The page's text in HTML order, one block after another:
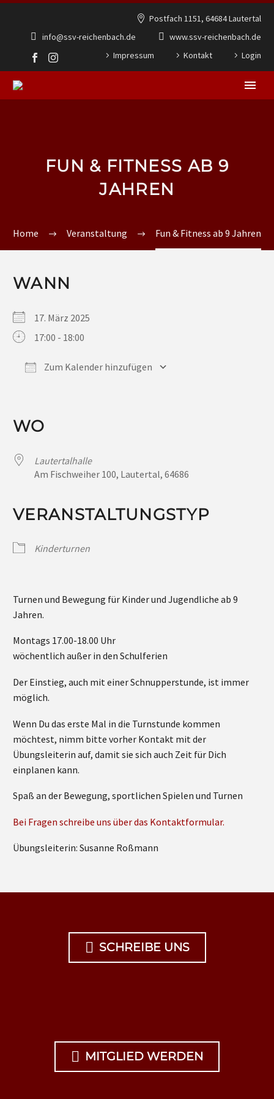
Postfach 1151, 64684 Lautertal
info@ssv-reichenbach.de
www.ssv-reichenbach.de
Impressum
Kontakt Login
FUN & FITNESS AB 9
JAHREN
Home Veranstaltung Fun & Fitness ab 9 Jahren
WANN
17. März 2025
17:00 - 18:00
Zum Kalender hinzufügen
WO
Lautertalhalle
Am Fischweiher 100, Lautertal, 64686
VERANSTALTUNGSTYP
Kinderturnen
Turnen und Bewegung für Kinder und Jugendliche ab 9
Jahren.
Montags 17.00-18.00 Uhr
wöchentlich außer in den Schulferien
Der Einstieg, auch mit einer Schnupperstunde, ist immer
möglich.
Wenn Du das erste Mal in die Turnstunde kommen
möchtest, nimm bitte vorher Kontakt mit der
Übungsleiterin auf, damit sie sich auch Zeit für Dich
einplanen kann.
Spaß an der Bewegung, sportlichen Spielen und Turnen
Bei Fragen schreibe uns über das Kontaktformular.
Übungsleiterin: Susanne Roßmann
 SCHREIBE UNS
 MITGLIED WERDEN